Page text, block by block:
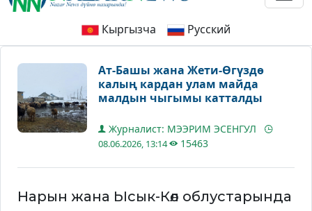
Кыргызча Русский
Ат-Башы жана Жети-Өгүздө
калың кардан улам майда
малдын чыгымы катталды
Журналист: МЭЭРИМ ЭСЕНГУЛ
08.06.2026, 13:14 15463
Нарын жана Ысык-Көл облустарында